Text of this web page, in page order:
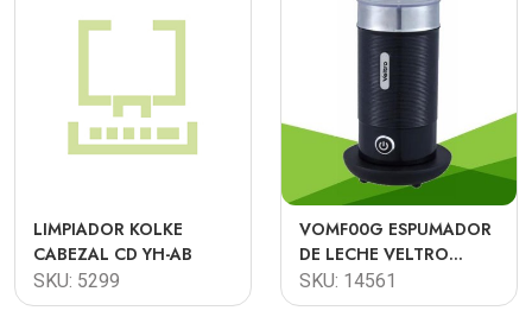
LIMPIADOR KOLKE
CABEZAL CD YH-AB
SKU: 5299
VOMF00G ESPUMADOR
DE LECHE VELTRO
TRIESTRE LATTE
NEGRO-SILVER
SKU: 14561